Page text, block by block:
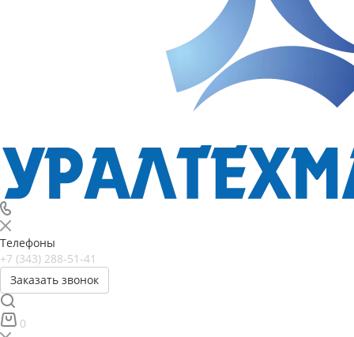
Телефоны
+7 (343) 288-51-41
Заказать звонок
0